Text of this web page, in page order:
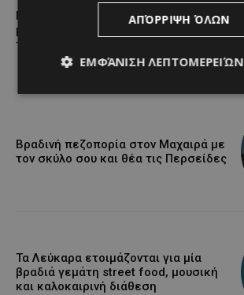
Μια βραδιά γεμάτη παράδοση,
μουσική και κέφι στον Δελίκηπο για
τη γιορτή του Χρυσοσώτηρος
Βραδινή πεζοπορία στον Μαχαιρά με
τον σκύλο σου και θέα τις Περσείδες
Τα Λεύκαρα ετοιμάζονται για μία
βραδιά γεμάτη street food, μουσική
και καλοκαιρινή διάθεση
ΑΠΌΡΡΙΨΗ ΌΛΩΝ
ΕΜΦΆΝΙΣΗ ΛΕΠΤΟΜΕΡΕΙΏΝ